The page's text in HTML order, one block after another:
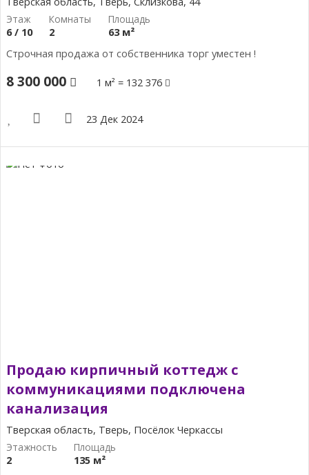
6 / 10 2
63 м²
Строчная продажа от собственника торг уместен !
8 300 000 1 м² = 132 376
23 Дек 2024
Продаю кирпичный коттедж с
коммуникациями подключена
канализация
Тверская область, Тверь, Посёлок Черкассы
2
135 м²